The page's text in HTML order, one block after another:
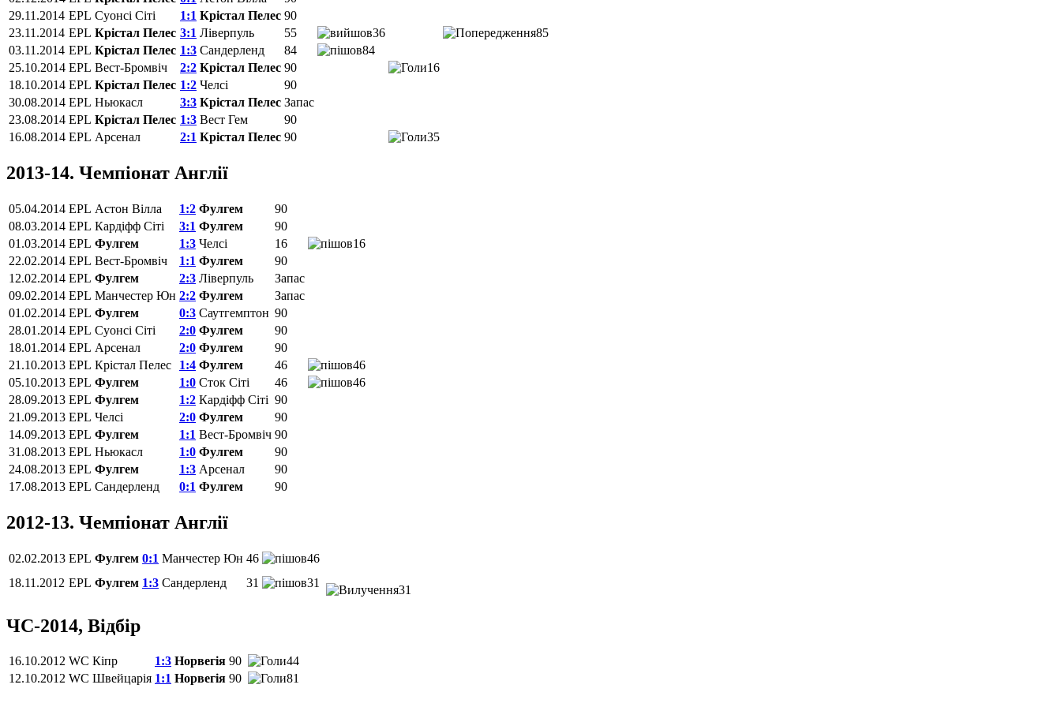
29.11.2014 EPL Суонсі Сіті 1:1 Крістал Пелес 90
23.11.2014 EPL Крістал Пелес 3:1 Ліверпуль 55 36
85
03.11.2014 EPL Крістал Пелес 1:3 Сандерленд 84
84
25.10.2014 EPL Вест-Бромвіч 2:2 Крістал Пелес 90
16
18.10.2014 EPL Крістал Пелес 1:2 Челсі
90
30.08.2014 EPL Ньюкасл 3:3 Крістал Пелес Запас
23.08.2014 EPL Крістал Пелес 1:3 Вест Гем
90
16.08.2014 EPL Арсенал 2:1 Крістал Пелес 90 35
2013-14. Чемпіонат Англії
05.04.2014 EPL Астон Вілла 1:2 Фулгем
90
08.03.2014 EPL Кардіфф Сіті 3:1 Фулгем
90
01.03.2014 EPL Фулгем 1:3 Челсі 16
16
22.02.2014 EPL Вест-Бромвіч 1:1 Фулгем
90
12.02.2014 EPL Фулгем 2:3 Ліверпуль
Запас
09.02.2014 EPL Манчестер Юн 2:2 Фулгем
Запас
01.02.2014 EPL Фулгем 0:3 Саутгемптон 90
28.01.2014 EPL Суонсі Сіті 2:0 Фулгем
90
18.01.2014 EPL Арсенал 2:0 Фулгем
90
21.10.2013 EPL Крістал Пелес 1:4 Фулгем 46
46
05.10.2013 EPL Фулгем 1:0 Сток Сіті 46
46
28.09.2013 EPL Фулгем 1:2 Кардіфф Сіті 90
21.09.2013 EPL Челсі 2:0 Фулгем
90
14.09.2013 EPL Фулгем 1:1 Вест-Бромвіч 90
31.08.2013 EPL Ньюкасл 1:0 Фулгем
90
24.08.2013 EPL Фулгем 1:3 Арсенал
90
17.08.2013 EPL Сандерленд 0:1 Фулгем 90
2012-13. Чемпіонат Англії
02.02.2013 EPL Фулгем 0:1 Манчестер Юн 46
46
18.11.2012 EPL Фулгем 1:3 Сандерленд 31 31
31
ЧС-2014, Відбір
16.10.2012 WC Кіпр 1:3 Норвегія 90
44
12.10.2012 WC Швейцарія 1:1 Норвегія 90 81